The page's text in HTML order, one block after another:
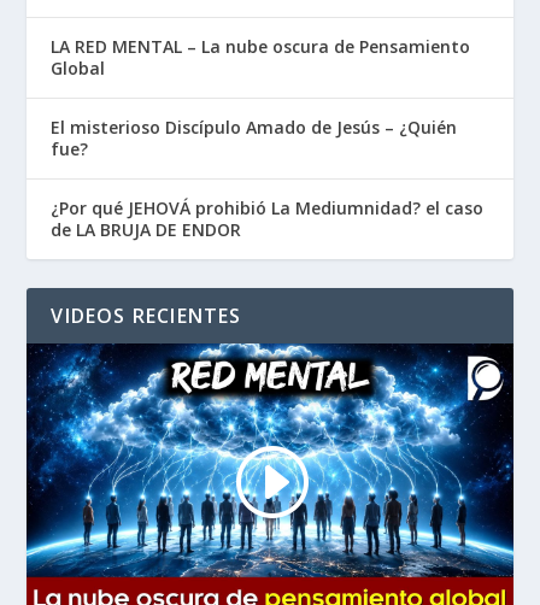
LA RED MENTAL – La nube oscura de Pensamiento
Global
El misterioso Discípulo Amado de Jesús – ¿Quién
fue?
¿Por qué JEHOVÁ prohibió La Mediumnidad? el caso
de LA BRUJA DE ENDOR
VIDEOS RECIENTES